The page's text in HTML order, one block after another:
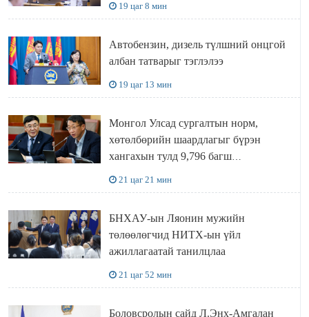
19 цаг 8 мин
Автобензин, дизель түлшний онцгой
албан татварыг тэглэлээ
19 цаг 13 мин
Монгол Улсад сургалтын норм,
хөтөлбөрийн шаардлагыг бүрэн
хангахын тулд 9,796 багш
21 цаг 21 мин
БНХАУ-ын Ляонин мужийн
төлөөлөгчид НИТХ-ын үйл
ажиллагаатай танилцлаа
21 цаг 52 мин
Боловсролын сайд Л.Энх-Амгалан